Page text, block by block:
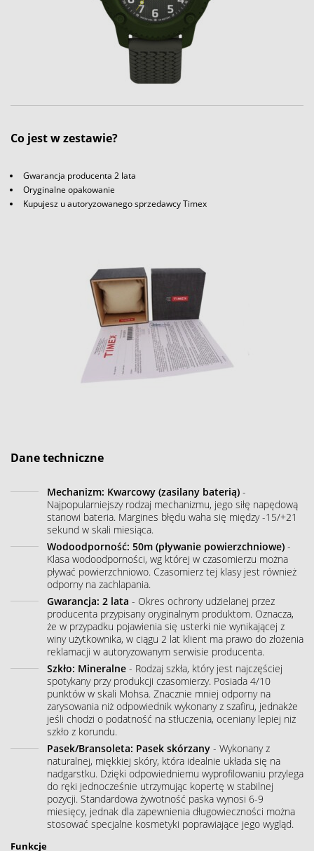
Co jest w zestawie?
Gwarancja producenta 2 lata
Oryginalne opakowanie
Kupujesz u autoryzowanego sprzedawcy Timex
Dane techniczne
Mechanizm: Kwarcowy (zasilany baterią) -
Najpopularniejszy rodzaj mechanizmu, jego siłę napędową
stanowi bateria. Margines błędu waha się między -15/+21
sekund w skali miesiąca.
Wodoodporność: 50m (pływanie powierzchniowe) -
Klasa wodoodporności, wg której w czasomierzu można
pływać powierzchniowo. Czasomierz tej klasy jest również
odporny na zachlapania.
Gwarancja: 2 lata - Okres ochrony udzielanej przez
producenta przypisany oryginalnym produktom. Oznacza,
że w przypadku pojawienia się usterki nie wynikającej z
winy użytkownika, w ciągu 2 lat klient ma prawo do złożenia
reklamacji w autoryzowanym serwisie producenta.
Szkło: Mineralne - Rodzaj szkła, który jest najczęściej
spotykany przy produkcji czasomierzy. Posiada 4/10
punktów w skali Mohsa. Znacznie mniej odporny na
zarysowania niż odpowiednik wykonany z szafiru, jednakże
jeśli chodzi o podatność na stłuczenia, oceniany lepiej niż
szkło z korundu.
Pasek/Bransoleta: Pasek skórzany - Wykonany z
naturalnej, miękkiej skóry, która idealnie układa się na
nadgarstku. Dzięki odpowiedniemu wyprofilowaniu przylega
do ręki jednocześnie utrzymując kopertę w stabilnej
pozycji. Standardowa żywotność paska wynosi 6-9
miesięcy, jednak dla zapewnienia długowieczności można
stosować specjalne kosmetyki poprawiające jego wygląd.
Funkcje